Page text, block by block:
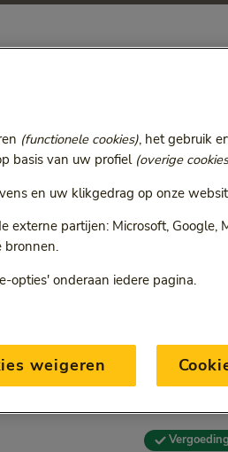
Vergoeding
(functionele cookies), het gebruik
basis van uw profiel (overige
en uw klikgedrag op onze
partijen: Microsoft, Google,
bronnen.
opties' onderaan iedere pagina.
weigeren